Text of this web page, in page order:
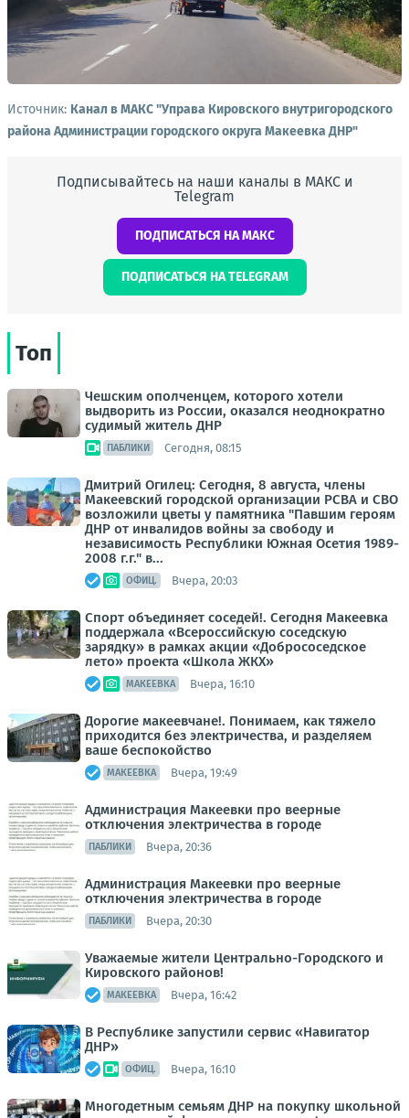
Источник: Канал в МАКС "Управа Кировского внутригородского
района Администрации городского округа Макеевка ДНР"
Подписывайтесь на наши каналы в МАКС и
Telegram
ПОДПИСАТЬСЯ НА МАКС
ПОДПИСАТЬСЯ НА TELEGRAM
Топ
Чешским ополченцем, которого хотели
выдворить из России, оказался неоднократно
судимый житель ДНР
ПАБЛИКИ Сегодня, 08:15
Дмитрий Огилец: Сегодня, 8 августа, члены
Макеевский городской организации РСВА и СВО
возложили цветы у памятника "Павшим героям
ДНР от инвалидов войны за свободу и
независимость Республики Южная Осетия 1989-
2008 г.г." в...
ОФИЦ. Вчера, 20:03
Спорт объединяет соседей!. Сегодня Макеевка
поддержала «Всероссийскую соседскую
зарядку» в рамках акции «Добрососедское
лето» проекта «Школа ЖКХ»
МАКЕЕВКА Вчера, 16:10
Дорогие макеевчане!. Понимаем, как тяжело
приходится без электричества, и разделяем
ваше беспокойство
МАКЕЕВКА Вчера, 19:49
Администрация Макеевки про веерные
отключения электричества в городе
ПАБЛИКИ Вчера, 20:36
Администрация Макеевки про веерные
отключения электричества в городе
ПАБЛИКИ Вчера, 20:30
Уважаемые жители Центрально-Городского и
Кировского районов!
МАКЕЕВКА Вчера, 16:42
В Республике запустили сервис «Навигатор
ДНР»
ОФИЦ. Вчера, 16:10
Многодетным семьям ДНР на покупку школьной